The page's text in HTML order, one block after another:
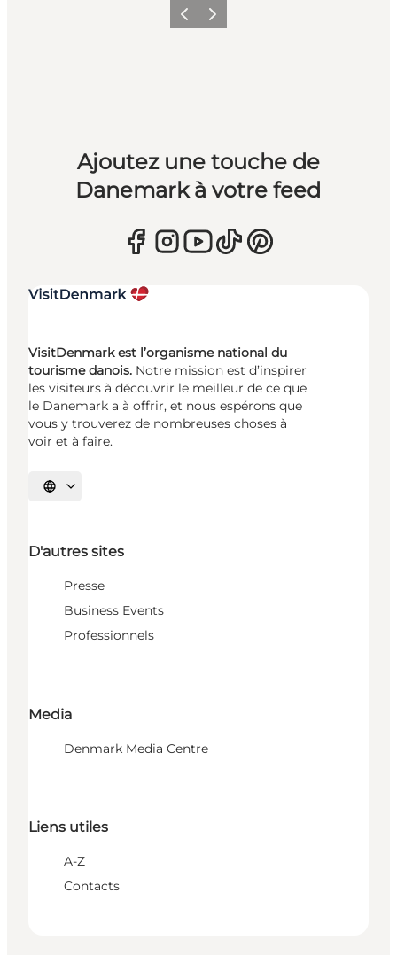
PrécédentSuivant
Ajoutez une touche de
Danemark à votre feed
VisitDenmark est l’organisme national du
tourisme danois. Notre mission est d’inspirer
les visiteurs à découvrir le meilleur de ce que
le Danemark a à offrir, et nous espérons que
vous y trouverez de nombreuses choses à
voir et à faire.
Choisissez la langue
D'autres sites
Presse
Business Events
Professionnels
Media
Denmark Media Centre
Liens utiles
A-Z
Contacts